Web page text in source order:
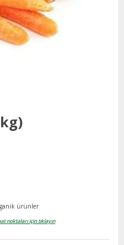
ürünler
noktaları için tıklayın